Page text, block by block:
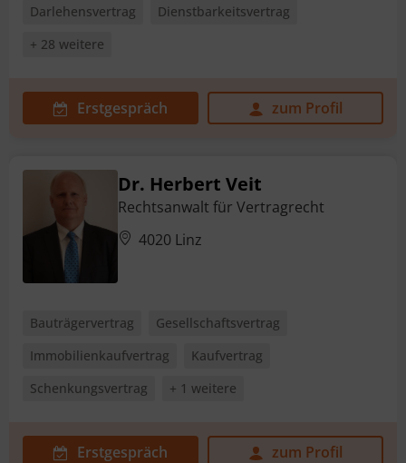
Darlehensvertrag
Dienstbarkeitsvertrag
+ 28 weitere
Erstgespräch zum Profil
Dr. Herbert Veit
Rechtsanwalt für Vertragrecht
4020 Linz
Bauträgervertrag
Gesellschaftsvertrag
Immobilienkaufvertrag
Kaufvertrag
Schenkungsvertrag
+ 1 weitere
Erstgespräch zum Profil